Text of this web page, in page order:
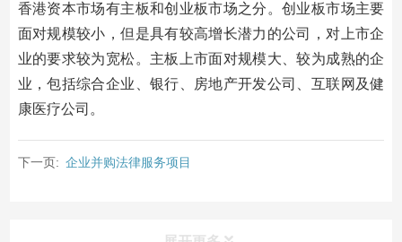
香港资本市场有主板和创业板市场之分。创业板市场主要
面对规模较小，但是具有较高增长潜力的公司，对上市企
业的要求较为宽松。主板上市面对规模大、较为成熟的企
业，包括综合企业、银行、房地产开发公司、互联网及健
康医疗公司。
下一页: 企业并购法律服务项目